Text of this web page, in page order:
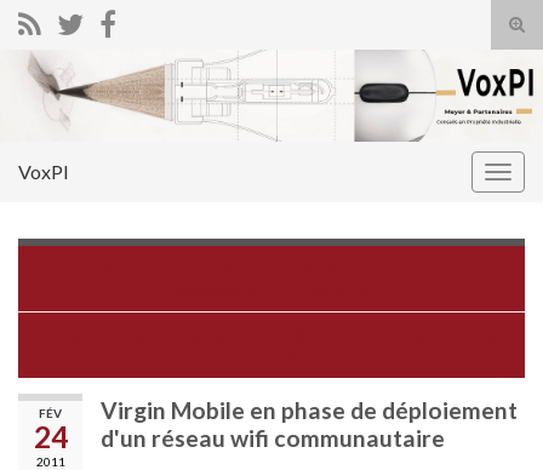
Search for:
VoxPI
FÉV
24
2011
Virgin Mobile en phase de déploiement
d'un réseau wifi communautaire